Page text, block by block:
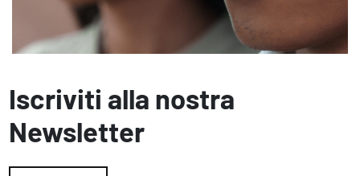
Iscriviti alla nostra
Newsletter